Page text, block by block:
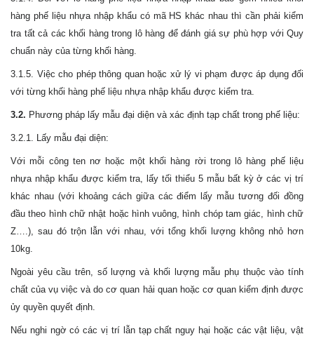
hàng phế liệu nhựa nhập khẩu có mã HS khác nhau thì cần phải kiểm
tra tất cả các khối hàng trong lô hàng để đánh giá sự phù hợp với Quy
chuẩn này của từng khối hàng.
3.1.5. Việc cho phép thông quan hoặc xử lý vi phạm được áp dụng đối
với từng khối hàng phế liệu nhựa nhập khẩu được kiểm tra.
3.2. Phương pháp lấy mẫu đại diện và xác định tạp chất trong phế liệu:
3.2.1. Lấy mẫu đại diện:
Với mỗi công ten nơ hoặc một khối hàng rời trong lô hàng phế liệu
nhựa nhập khẩu được kiểm tra, lấy tối thiểu 5 mẫu bất kỳ ở các vị trí
khác nhau (với khoảng cách giữa các điểm lấy mẫu tương đối đồng
đầu theo hình chữ nhật hoặc hình vuông, hình chóp tam giác, hình chữ
Z….), sau đó trộn lẫn với nhau, với tổng khối lượng không nhỏ hơn
10kg.
Ngoài yêu cầu trên, số lượng và khối lượng mẫu phụ thuộc vào tính
chất của vụ việc và do cơ quan hải quan hoặc cơ quan kiểm định được
ủy quyền quyết định.
Nếu nghi ngờ có các vị trí lẫn tạp chất nguy hại hoặc các vật liệu, vật